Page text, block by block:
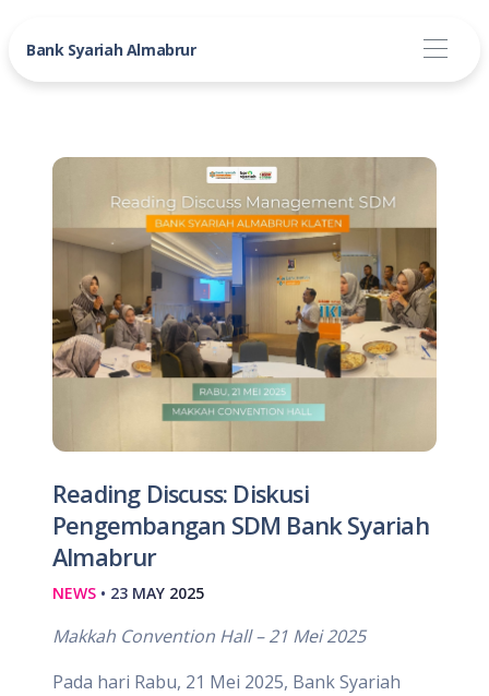
Bank Syariah Almabrur
Reading Discuss: Diskusi
Pengembangan SDM Bank Syariah
Almabrur
NEWS • 23 MAY 2025
Makkah Convention Hall – 21 Mei 2025
Pada hari Rabu, 21 Mei 2025, Bank Syariah